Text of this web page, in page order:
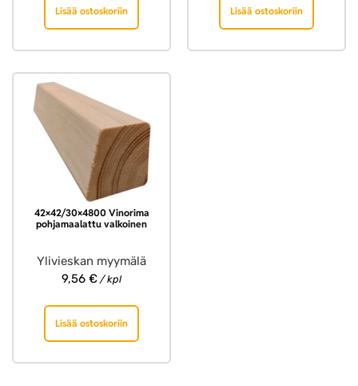
Lisää ostoskoriin Lisää ostoskoriin
42×42/30×4800 Vinorima
pohjamaalattu valkoinen
Ylivieskan myymälä
9,56 € / kpl
Lisää ostoskoriin